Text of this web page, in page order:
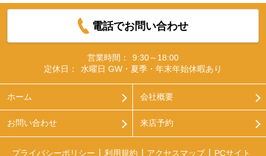
電話でお問い合わせ
営業時間：
9:30～18:00
定休日：
水曜日 GW・夏季・年末年始休暇あり
ホーム 会社概要
お問い合わせ 来店予約
プライバシーポリシー 利用規約 アクセスマップ PCサイト